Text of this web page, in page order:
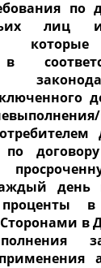
по
лиц
в
по
день
проценты
в